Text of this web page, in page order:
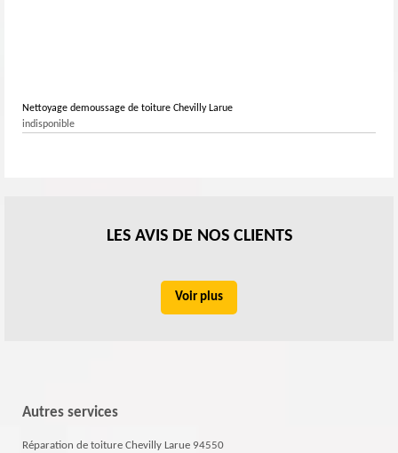
Nettoyage demoussage de toiture Chevilly Larue
indisponible
LES AVIS DE NOS CLIENTS
Voir plus
Autres services
Réparation de toiture Chevilly Larue 94550